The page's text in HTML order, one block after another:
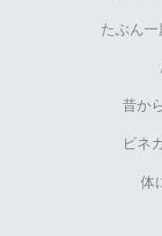
たぶん
昔か
ビネ
体